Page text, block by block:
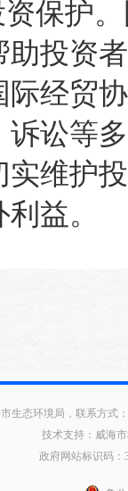
保护
助投资
经贸
讼等
维护
益。
生态环境局，联系方式
技术支持：威海
政府网站标识码：